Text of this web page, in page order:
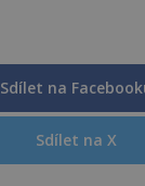
Sdílet na
Sdílet na X